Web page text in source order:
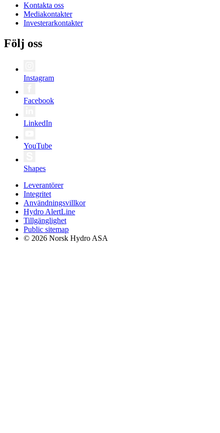
Kontakta oss
Mediakontakter
Investerarkontakter
Följ oss
Instagram
Facebook
LinkedIn
YouTube
Shapes
Leverantörer
Integritet
Användningsvillkor
Hydro AlertLine
Tillgänglighet
Public sitemap
© 2026 Norsk Hydro ASA